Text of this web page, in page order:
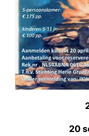
20